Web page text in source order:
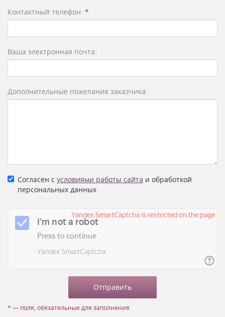
Контактный телефон: *
Ваша электронная почта:
Дополнительные пожелания заказчика:
Согласен с условиями работы сайта и обработкой
персональных данных
* — поля, обязательные для заполнения